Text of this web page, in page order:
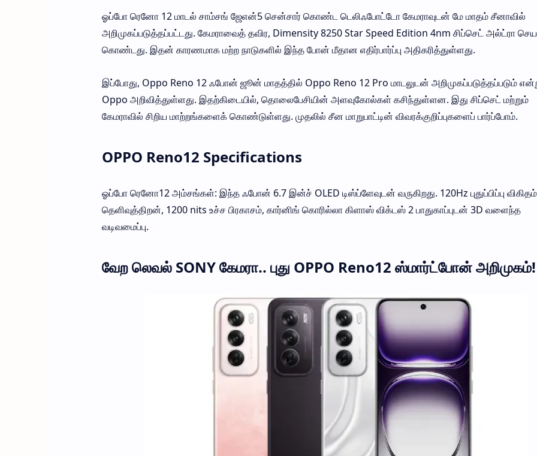
ஓப்போ ரெனோ 12 மாடல் சாம்சங் ஜேஎன்5 சென்சார் கொண்ட டெலிஃபோட்டோ கேமராவுடன் மே மாதம் சீனாவில்
அறிமுகப்படுத்தப்பட்டது. கேமராவைத் தவிர, Dimensity 8250 Star Speed ​​Edition 4nm சிப்செட் அல்ட்ரா
கொண்டது. இதன் காரணமாக மற்ற நாடுகளில் இந்த போன் மீதான எதிர்பார்ப்பு அதிகரித்துள்ளது.
இப்போது, ​​Oppo Reno 12 ஃபோன் ஜூன் மாதத்தில் Oppo Reno 12 Pro மாடலுடன் அறிமுகப்படுத்தப்படும்
Oppo அறிவித்துள்ளது. இதற்கிடையில், தொலைபேசியின் அளவுகோல்கள் கசிந்துள்ளன. இது சிப்செட் மற்றும்
கேமராவில் சிறிய மாற்றங்களைக் கொண்டுள்ளது. முதலில் சீன மாறுபாட்டின் விவரக்குறிப்புகளைப் பார்ப்போம்.
OPPO Reno12 Specifications
ஓப்போ ரெனோ12 அம்சங்கள்: இந்த ஃபோன் 6.7 இன்ச் OLED டிஸ்ப்ளேவுடன் வருகிறது. 120Hz புதுப்பிப்பு
தெளிவுத்திறன், 1200 nits உச்ச பிரகாசம், கார்னிங் கொரில்லா கிளாஸ் விக்டஸ் 2 பாதுகாப்புடன் 3D வளைந்த
வடிவமைப்பு.
வேற லெவல் SONY கேமரா.. புது OPPO Reno12 ஸ்மார்ட்போன் அறிமுகம்!